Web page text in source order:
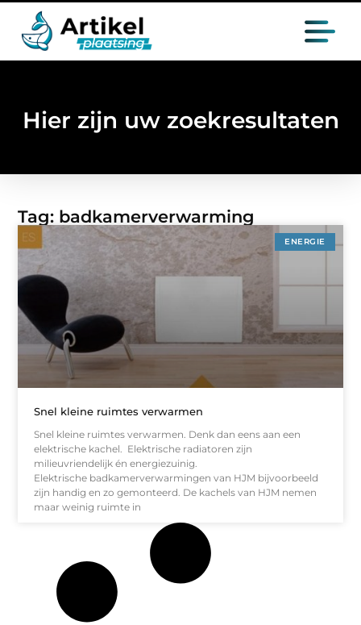
Hier zijn uw zoekresultaten
Tag: badkamerverwarming
ENERGIE
Snel kleine ruimtes verwarmen
Snel kleine ruimtes verwarmen. Denk dan eens aan een
elektrische kachel. Elektrische radiatoren zijn
milieuvriendelijk én energiezuinig.
Elektrische badkamerverwarmingen van HJM bijvoorbeeld
zijn handig en zo gemonteerd. De kachels van HJM nemen
maar weinig ruimte in